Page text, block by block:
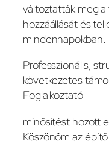
változtatták meg a
hozzáállását és
mindennapokban.
Professzionális,
következetes
Foglalkoztató
minősítést hozott
Köszönöm az